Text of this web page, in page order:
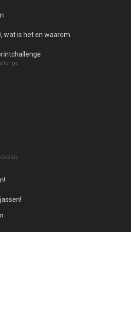
wat is het en waarom